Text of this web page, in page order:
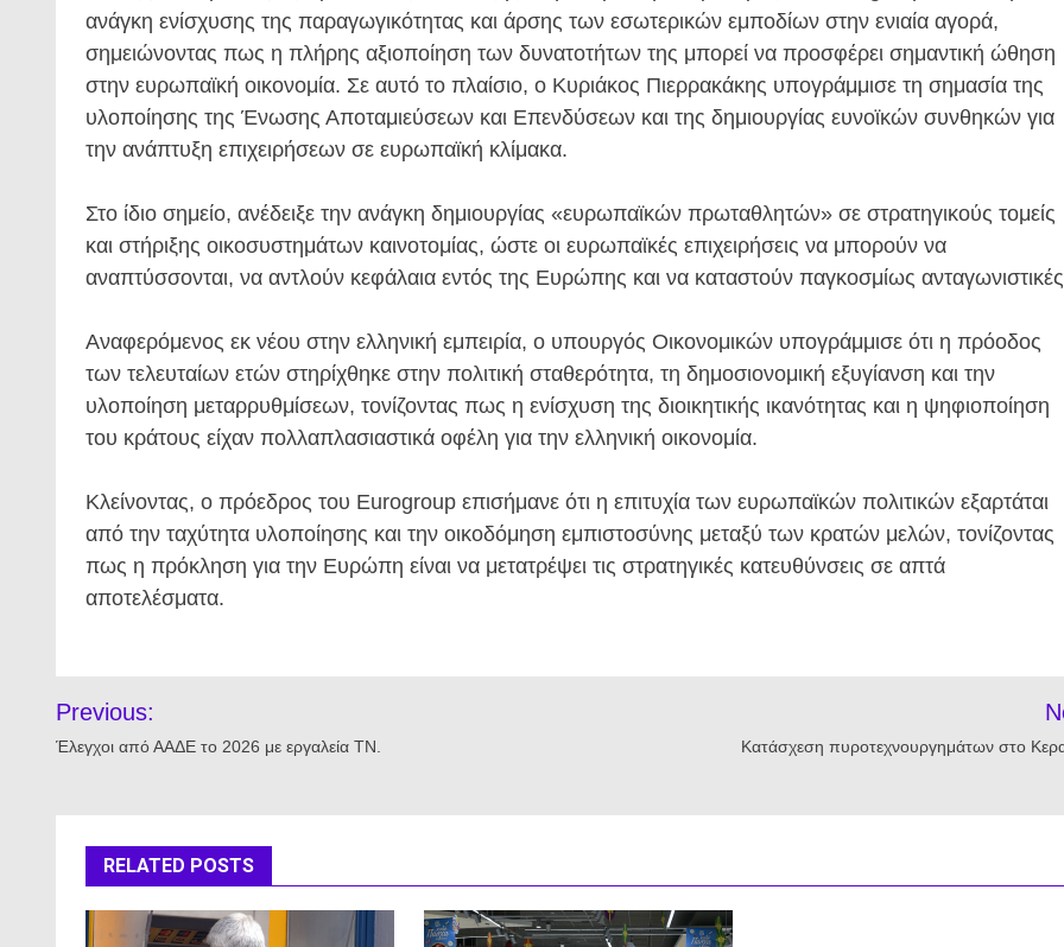
ανάγκη ενίσχυσης της παραγωγικότητας και άρσης των εσωτερικών εμποδίων στην ενιαία αγορά,
σημειώνοντας πως η πλήρης αξιοποίηση των δυνατοτήτων της μπορεί να προσφέρει σημαντική ώθηση
στην ευρωπαϊκή οικονομία. Σε αυτό το πλαίσιο, ο Κυριάκος Πιερρακάκης υπογράμμισε τη σημασία της
υλοποίησης της Ένωσης Αποταμιεύσεων και Επενδύσεων και της δημιουργίας ευνοϊκών συνθηκών για
την ανάπτυξη επιχειρήσεων σε ευρωπαϊκή κλίμακα.
Στο ίδιο σημείο, ανέδειξε την ανάγκη δημιουργίας «ευρωπαϊκών πρωταθλητών» σε στρατηγικούς τομείς
και στήριξης οικοσυστημάτων καινοτομίας, ώστε οι ευρωπαϊκές επιχειρήσεις να μπορούν να
αναπτύσσονται, να αντλούν κεφάλαια εντός της Ευρώπης και να καταστούν παγκοσμίως
Αναφερόμενος εκ νέου στην ελληνική εμπειρία, ο υπουργός Οικονομικών υπογράμμισε ότι η πρόοδος
των τελευταίων ετών στηρίχθηκε στην πολιτική σταθερότητα, τη δημοσιονομική εξυγίανση και την
υλοποίηση μεταρρυθμίσεων, τονίζοντας πως η ενίσχυση της διοικητικής ικανότητας και η ψηφιοποίηση
του κράτους είχαν πολλαπλασιαστικά οφέλη για την ελληνική οικονομία.
Κλείνοντας, ο πρόεδρος του Eurogroup επισήμανε ότι η επιτυχία των ευρωπαϊκών πολιτικών εξαρτάται
από την ταχύτητα υλοποίησης και την οικοδόμηση εμπιστοσύνης μεταξύ των κρατών μελών, τονίζοντας
πως η πρόκληση για την Ευρώπη είναι να μετατρέψει τις στρατηγικές κατευθύνσεις σε απτά
αποτελέσματα.
άρθρων
Previous:
Έλεγχοι από ΑΑΔΕ το 2026 με εργαλεία ΤΝ. Κατάσχεση πυροτεχνουργημάτων στο
RELATED POSTS